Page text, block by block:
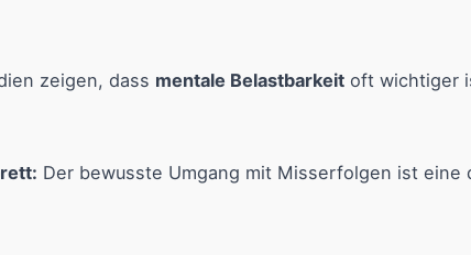
zeigen, dass mentale Belastbarkeitoft wichtiger
Der bewusste Umgang mit Misserfolgen ist